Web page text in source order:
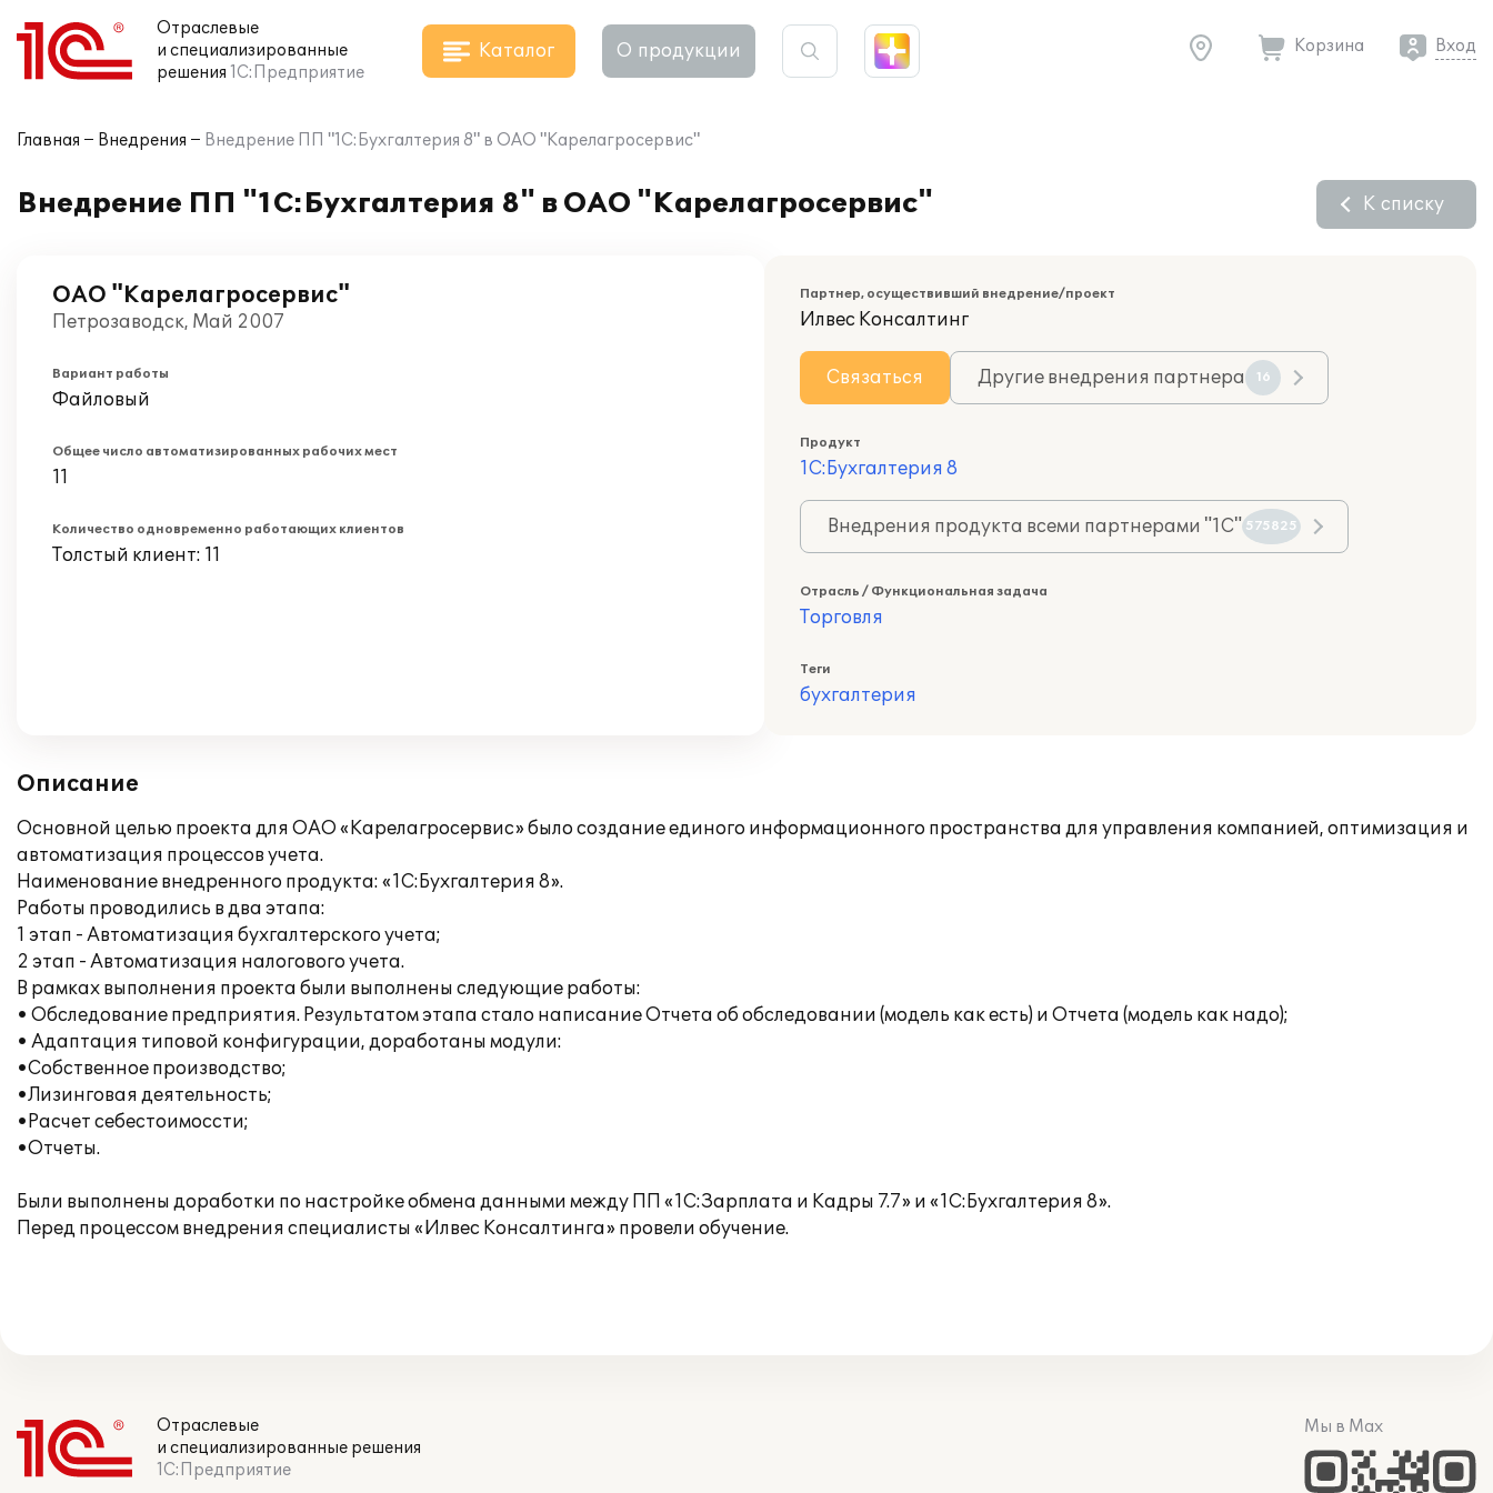
Отраслевые
и специализированные
решения 1С:Предприятие
Каталог О продукции Корзина Вход
Главная Внедрения Внедрение ПП "1С:Бухгалтерия 8" в ОАО "Карелагросервис"
Внедрение ПП "1С:Бухгалтерия 8" в ОАО "Карелагросервис" К списку
ОАО "Карелагросервис"
Петрозаводск, Май 2007
Вариант работы
Файловый
Общее число автоматизированных рабочих мест
11
Количество одновременно работающих клиентов
Толстый клиент: 11
Партнер, осуществивший внедрение/проект
Илвес Консалтинг
Связаться Другие внедрения партнера 16
Продукт
1С:Бухгалтерия 8
Внедрения продукта всеми партнерами "1С" 575825
Отрасль / Функциональная задача
Торговля
Теги
бухгалтерия
Описание
Основной целью проекта для ОАО «Карелагросервис» было создание единого информационного пространства для управления компанией, оптимизация и
автоматизация процессов учета.
Наименование внедренного продукта: «1С:Бухгалтерия 8».
Работы проводились в два этапа:
1 этап - Автоматизация бухгалтерского учета;
2 этап - Автоматизация налогового учета.
В рамках выполнения проекта были выполнены следующие работы:
• Обследование предприятия. Результатом этапа стало написание Отчета об обследовании (модель как есть) и Отчета (модель как надо);
• Адаптация типовой конфигурации, доработаны модули:
•Собственное производство;
•Лизинговая деятельность;
•Расчет себестоимоссти;
•Отчеты.
Были выполнены доработки по настройке обмена данными между ПП «1С:Зарплата и Кадры 7.7» и «1С:Бухгалтерия 8».
Перед процессом внедрения специалисты «Илвес Консалтинга» провели обучение.
Отраслевые
и специализированные решения
1С:Предприятие
Мы в Max